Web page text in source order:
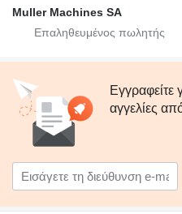
Muller Machines SA
Εγγραφείτε
αγγελίες